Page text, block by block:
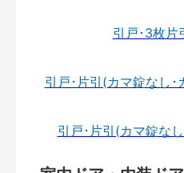
引戸･3枚片
引戸･片引(カマ錠なし･
引戸･片引(カマ錠な